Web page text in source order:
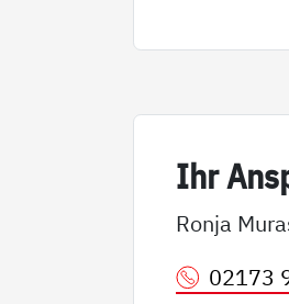
Ihr
Ronja
02173